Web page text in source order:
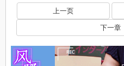
上一页
下一章